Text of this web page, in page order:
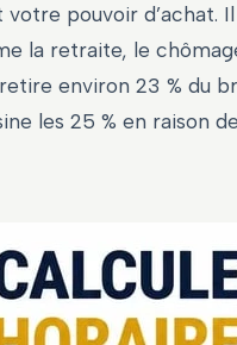
pouvoir d’achat.
la retraite, le
environ 23 % du
les 25 % en raison